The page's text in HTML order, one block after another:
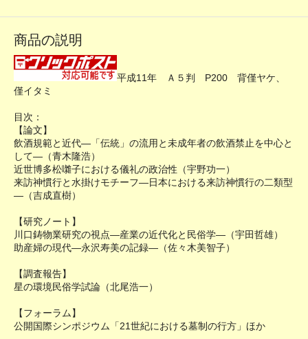
商品の説明
平成11年 Ａ５判 P200 背僅ヤケ、
僅イタミ
目次：
【論文】
飲酒規範と近代―「伝統」の流用と未成年者の飲酒禁止を中心と
して―（青木隆浩）
近世博多松囃子における儀礼の政治性（宇野功一）
来訪神慣行と水掛けモチーフ―日本における来訪神慣行の二類型
―（吉成直樹）
【研究ノート】
川口鋳物業研究の視点―産業の近代化と民俗学―（宇田哲雄）
助産婦の現代―永沢寿美の記録―（佐々木美智子）
【調査報告】
星の環境民俗学試論（北尾浩一）
【フォーラム】
公開国際シンポジウム「21世紀における墓制の行方」ほか